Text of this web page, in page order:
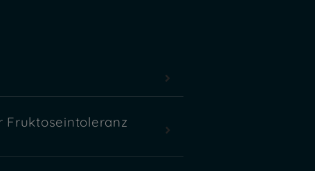
Fruktoseintoleranz